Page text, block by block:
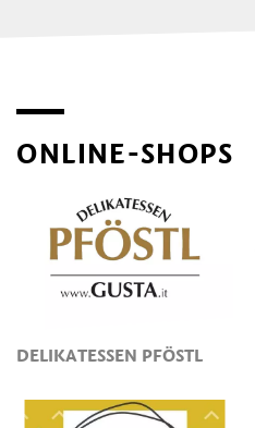
ONLINE-SHOPS
DELIKATESSEN PFÖSTL